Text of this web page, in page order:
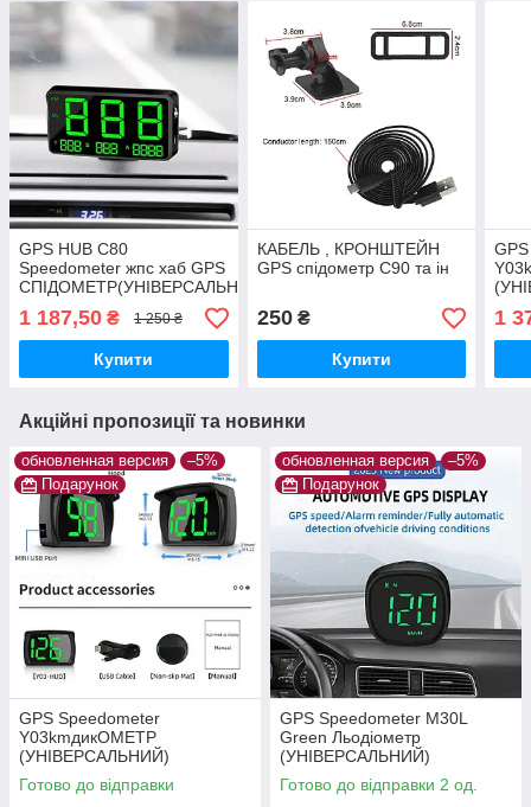
GPS HUB C80
Speedometer жпс хаб GPS
СПІДОМЕТР(УНІВЕРСАЛЬНИЙ)
1 187,50 ₴ 1 250 ₴
Купити
КАБЕЛЬ , КРОНШТЕЙН
GPS спідометр С90 та ін
250₴
Купити
1
Акційні пропозиції та новинки
обновленная версия
–5%
Подарунок
GPS Speedometer
Y03kmдикОМЕТР
(УНІВЕРСАЛЬНИЙ)
Готово до відправки
обновленная версия
–5%
Подарунок
GPS Speedometer M30L
Green Льодіометр
(УНІВЕРСАЛЬНИЙ)
Готово до відправки 2 од.